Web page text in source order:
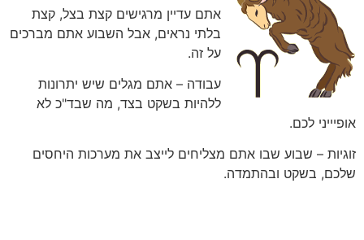
אתם עדיין מרגישים קצת בצל, קצת
בלתי נראים, אבל השבוע אתם מברכים
על זה.
עבודה – אתם מגלים שיש יתרונות
ללהיות בשקט בצד, מה שבד"כ לא
אופיייני לכם.
זוגיות – שבוע שבו אתם מצליחים לייצב את מערכות היחסים
שלכם, בשקט ובהתמדה.